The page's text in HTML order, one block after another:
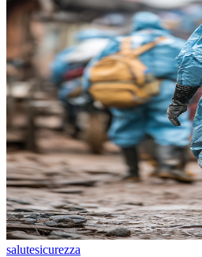
salutesicurezza